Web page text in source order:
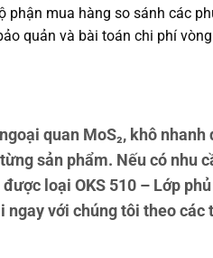
mua hàng so sánh các
quản và bài toán chi phí
quan MoS₂, khô
sản phẩm. Nếu có nhu
loại OKS 510 – Lớp
với chúng tôi theo các